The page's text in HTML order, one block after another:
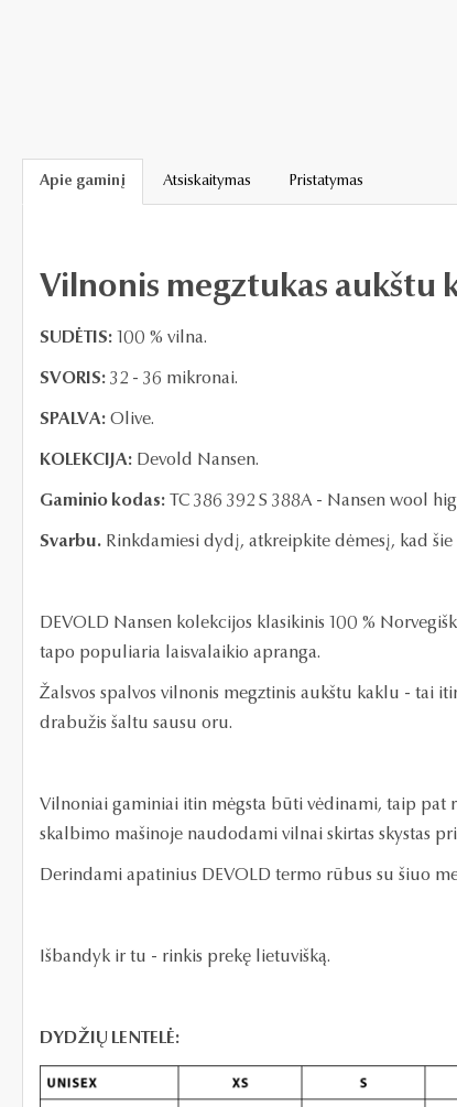
Apie gaminį Atsiskaitymas Pristatymas
Vilnonis megztukas aukštu
SUDĖTIS: 100 % vilna.
SVORIS: 32 - 36 mikronai.
SPALVA: Olive.
KOLEKCIJA: Devold Nansen.
Gaminio kodas: TC 386 392 S 388A - Nansen wool
Svarbu. Rinkdamiesi dydį, atkreipkite dėmesį, kad
DEVOLD Nansen kolekcijos klasikinis 100 %
tapo populiaria laisvalaikio apranga.
Žalsvos spalvos vilnonis megztinis aukštu kaklu - tai
drabužis šaltu sausu oru.
Vilnoniai gaminiai itin mėgsta būti vėdinami, taip pat
skalbimo mašinoje naudodami vilnai skirtas skystas
Derindami apatinius DEVOLD termo rūbus su šiuo
Išbandyk ir tu - rinkis prekę lietuvišką.
DYDŽIŲ LENTELĖ: